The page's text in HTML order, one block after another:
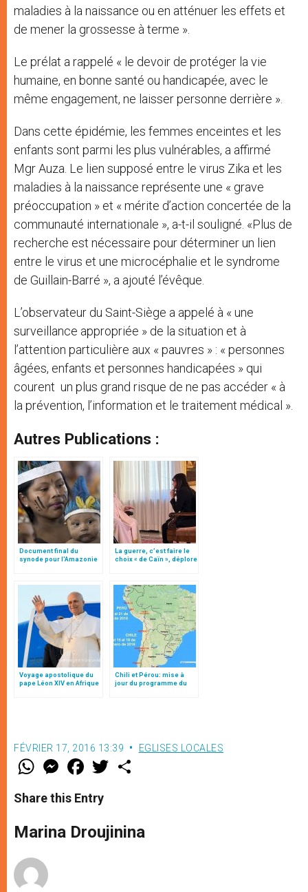
maladies à la naissance ou en atténuer les effets et
de mener la grossesse à terme ».
Le prélat a rappelé « le devoir de protéger la vie
humaine, en bonne santé ou handicapée, avec le
même engagement, ne laisser personne derrière ».
Dans cette épidémie, les femmes enceintes et les
enfants sont parmi les plus vulnérables, a affirmé
Mgr Auza. Le lien supposé entre le virus Zika et les
maladies à la naissance représente une « grave
préoccupation » et « mérite d’action concertée de la
communauté internationale », a-t-il souligné. «Plus de
recherche est nécessaire pour déterminer un lien
entre le virus et une microcéphalie et le syndrome
de Guillain-Barré », a ajouté l’évêque.
L’observateur du Saint-Siège a appelé à « une
surveillance appropriée » de la situation et à
l’attention particulière aux « pauvres » : « personnes
âgées, enfants et personnes handicapées » qui
courent un plus grand risque de ne pas accéder « à
la prévention, l’information et le traitement médical ».
Autres Publications :
Document final du
synode pour l'Amazonie
La guerre, c’est faire le
choix « de Caïn », déplore
Voyage apostolique du
pape Léon XIV en Afrique
Chili et Pérou: mise à
jour du programme du
FÉVRIER 17, 2016 13:39 EGLISES LOCALES
W
t
s
p
p
M
e
s
e
g
e
F
a
e
b
o
k
w
r
Share this Entry
Marina Droujinina